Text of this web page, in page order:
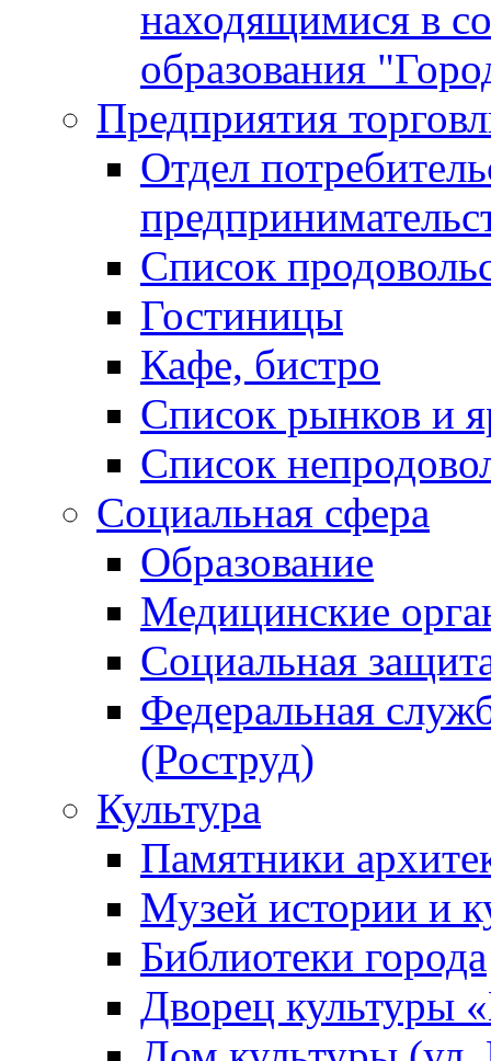
находящимися в
образования
Предприятия
Отдел
Список
Гостиницы
Кафе, бистро
Cписок рынков и
Список
Социальная сфера
Образование
Медицинские
Социальная
Федеральная
(Роструд)
Культура
Памятники
Музей истории и
Библиотеки города
Дворец культуры